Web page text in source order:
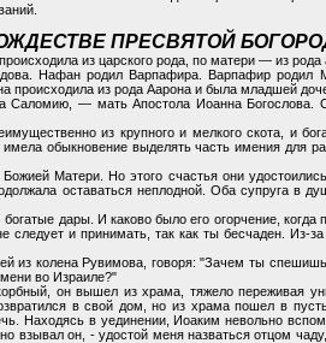
ПРЕСВЯТОЙ
из царского рода, по матери — из рода
Нафан родил Варпафира. Варпафир
происходила из рода Аарона и была младшей
— мать Апостола Иоанна Богослова.
из крупного и мелкого скота, и
обыкновение выделять часть имения для
Матери. Но этого счастья они
оставаться неплодной. Оба супруга в
дары. И каково было его огорчение, когда
и принимать, так как ты бесчаден. Из-
из колена Рувимова, говоря: "Зачем ты
во Израиле?"
он вышел из храма, тяжело переживая
в свой дом, но из храма пошел в
Находясь в уединении, Иоаким невольно
взывал он, - удостой меня назваться отцом